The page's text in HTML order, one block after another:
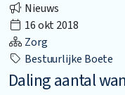
Nieuws
16 okt 2018
Zorg
Bestuurlijke Boete
Daling aantal